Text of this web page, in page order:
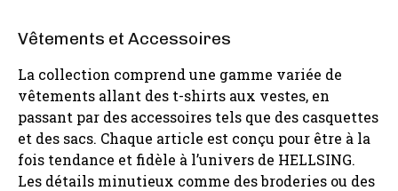
Vêtements et Accessoires
La collection comprend une gamme variée de
vêtements allant des t-shirts aux vestes, en
passant par des accessoires tels que des casquettes
et des sacs. Chaque article est conçu pour être à la
fois tendance et fidèle à l’univers de HELLSING.
Les détails minutieux comme des broderies ou des